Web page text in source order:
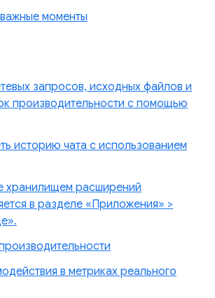
моменты
запросов, исходных файлов и
производительности с помощью
историю чата с использованием
хранилищем расширений
в разделе «Приложения» >
в метриках реального